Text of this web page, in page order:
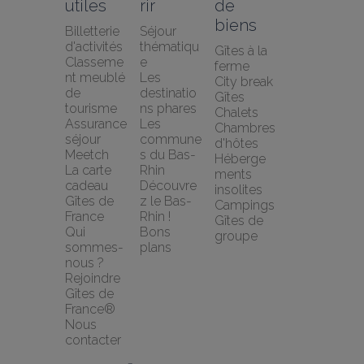
utiles
Billetterie
d'activités
Classeme
nt meublé
de
tourisme
Assurance
séjour
Meetch
La carte
cadeau
Gîtes de
France
Qui
sommes-
nous ?
Rejoindre
Gîtes de
France®
Nous
contacter
rir
Séjour
thématiqu
e
Les
destinatio
ns phares
Les
commune
s du Bas-
Rhin
Découvre
z le Bas-
Rhin !
Bons
plans
de
biens
Gîtes à la
ferme
City break
Gîtes
Chalets
Chambres
d'hôtes
Héberge
ments
insolites
Campings
Gîtes de
groupe